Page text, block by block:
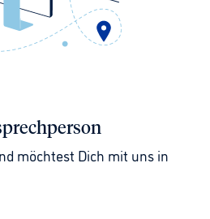
möchtest Dich mit uns in